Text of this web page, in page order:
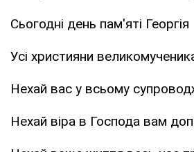
Сьогодні день пам'яті
Усі християни
Нехай вас у всьому
Нехай віра в Господа вам